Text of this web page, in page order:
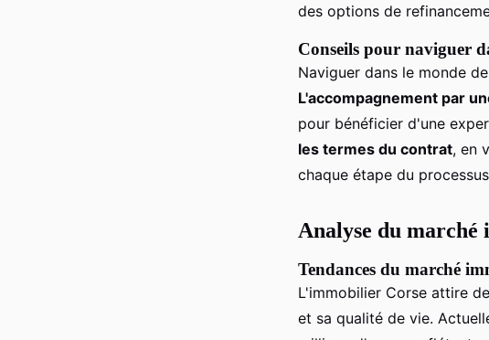
des options de
Conseils pour naviguer
Naviguer dans le monde
L'accompagnement par
pour bénéficier d'une
les termes du contrat, en
chaque étape du
Analyse du
Tendances du marché
L'immobilier Corse attire
et sa qualité de vie.